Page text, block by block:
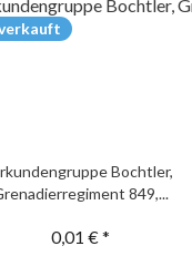
Bochtler,
849,...
0,01 € *